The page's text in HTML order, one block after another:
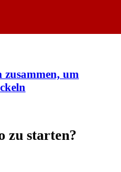
zusammen, um
zu starten?